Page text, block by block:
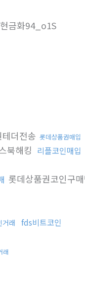
금화94_o1S
더전송 롯데상품권매입
북해킹 리플코인매입
롯데상품권코인구
거래 fds비트코인
래